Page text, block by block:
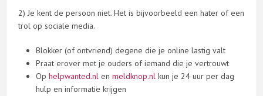
2) Je kent de persoon niet. Het is bijvoorbeeld een hater of een
trol op sociale media.
Blokker (of ontvriend) degene die je online lastig valt
Praat erover met je ouders of iemand die je vertrouwt
Ophelpwanted.nl enmeldknop.nl kun je 24 uur per dag
hulp en informatie krijgen